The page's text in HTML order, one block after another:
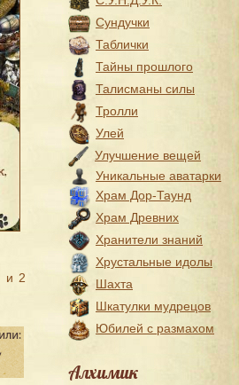
и 2
Сундучки
Таблички
Тайны прошлого
Талисманы силы
Тролли
Улей
Улучшение вещей
Уникальные аватарки
Храм Дор-Таунд
Храм Древних
Хранители знаний
Хрустальные идолы
Шахта
Шкатулки мудрецов
Юбилей с размахом
Алхимик